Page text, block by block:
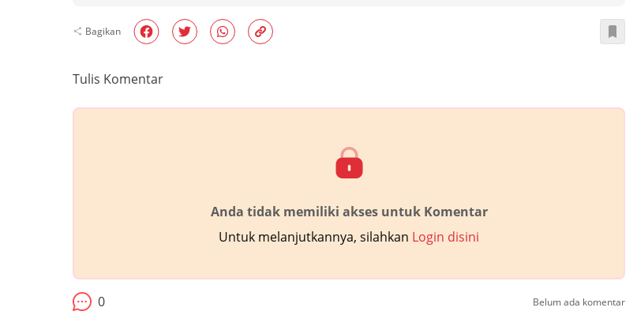
Bagikan
Tulis Komentar
Anda tidak memiliki akses untuk Komentar
Untuk melanjutkannya, silahkan Login disini
0
Belum ada komentar